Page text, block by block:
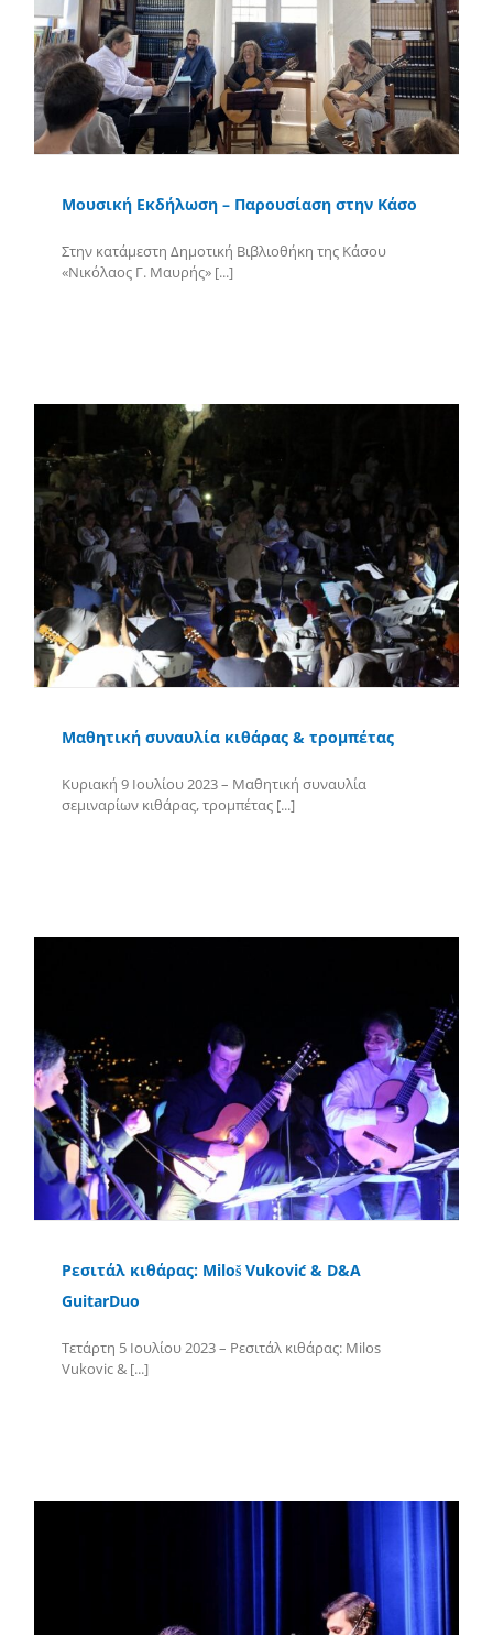
Μουσική Εκδήλωση – Παρουσίαση στην Κάσο
Στην κατάμεστη Δημοτική Βιβλιοθήκη της Κάσου
«Νικόλαος Γ. Μαυρής» [...]
Μαθητική συναυλία κιθάρας & τρομπέτας
Κυριακή 9 Ιουλίου 2023 – Μαθητική συναυλία
σεμιναρίων κιθάρας, τρομπέτας [...]
Ρεσιτάλ κιθάρας: Miloš Vuković & D&A
GuitarDuo
Τετάρτη 5 Ιουλίου 2023 – Ρεσιτάλ κιθάρας: Milos
Vukovic & [...]